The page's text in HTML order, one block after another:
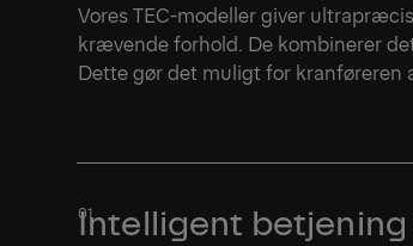
Vores TEC-modeller giver
krævende forhold. De kombinerer
Dette gør det muligt for kranføreren
Intelligent